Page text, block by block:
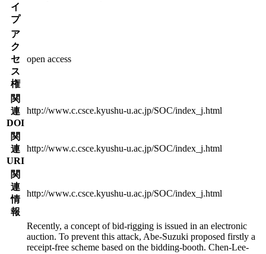
イ
プ
ア
ク
セ
ス
権
open access
関
連
DOI
http://www.c.csce.kyushu-u.ac.jp/SOC/index_j.html
関
連
URI
http://www.c.csce.kyushu-u.ac.jp/SOC/index_j.html
関
連
情
報
http://www.c.csce.kyushu-u.ac.jp/SOC/index_j.html
Recently, a concept of bid-rigging is issued in an electronic
auction. To prevent this attack, Abe-Suzuki proposed firstly a
receipt-free scheme based on the bidding-booth. Chen-Lee-